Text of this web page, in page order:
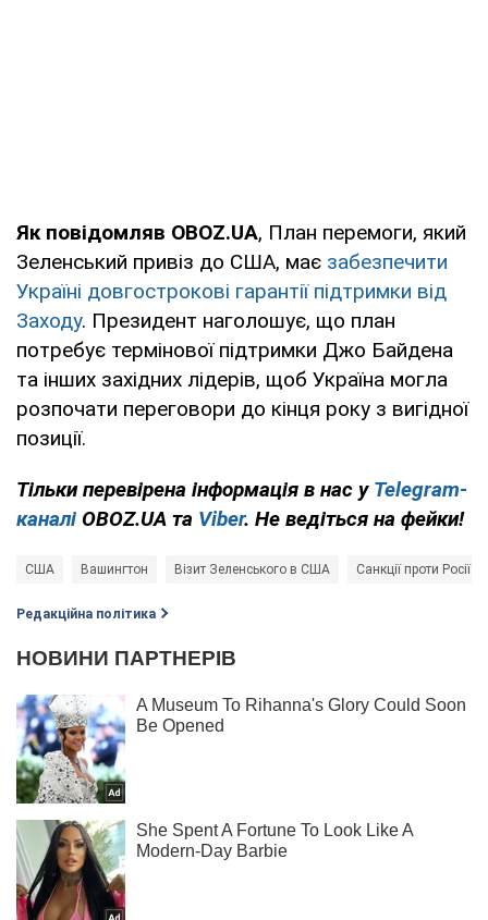
Як повідомляв OBOZ.UA, План перемоги, який
Зеленський привіз до США, має забезпечити
Україні довгострокові гарантії підтримки від
Заходу. Президент наголошує, що план
потребує термінової підтримки Джо Байдена
та інших західних лідерів, щоб Україна могла
розпочати переговори до кінця року з вигідної
позиції.
Тільки перевірена інформація в нас у Telegram-
каналі OBOZ.UA та Viber. Не ведіться на фейки!
США Вашингтон Візит Зеленського в США Санкції проти Росії
Редакційна політика